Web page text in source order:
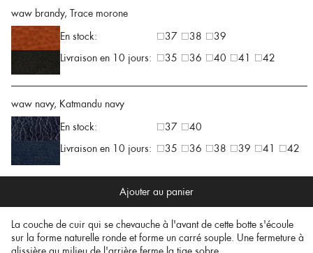
waw brandy, Trace morone
En stock:
37 38
39
Livraison en 10 jours:
35 36 40 41 42
waw navy, Katmandu navy
En stock:
37
40
Livraison en 10 jours:
35 36 38 39 41 42
Ajouter au panier
La couche de cuir qui se chevauche à l'avant de cette botte s'écoule
sur la forme naturelle ronde et forme un carré souple. Une fermeture à